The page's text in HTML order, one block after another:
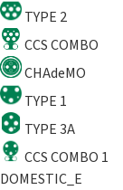
TYPE 2
CCS COMBO
CHAdeMO
TYPE 1
TYPE 3A
CCS COMBO 1
DOMESTIC_E